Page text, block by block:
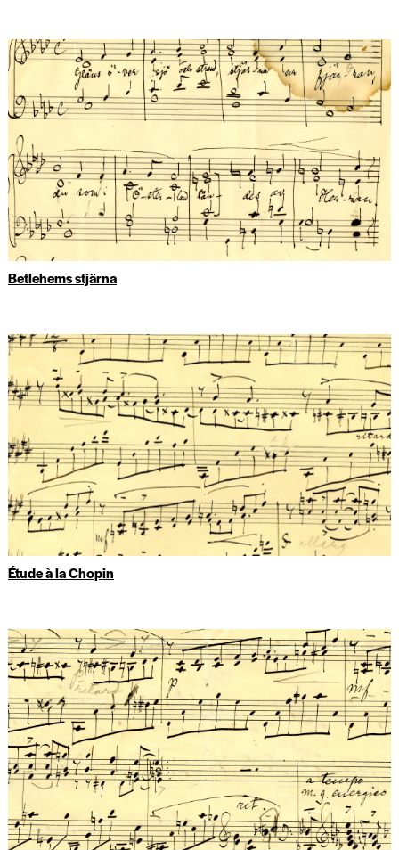
Betlehems stjärna
Étude à la Chopin